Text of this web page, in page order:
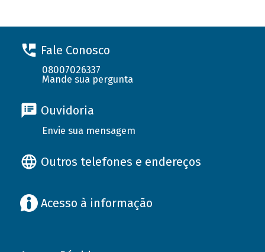
Fale Conosco
08007026337
Mande sua pergunta
Ouvidoria
Envie sua mensagem
Outros telefones e endereços
Acesso à informação